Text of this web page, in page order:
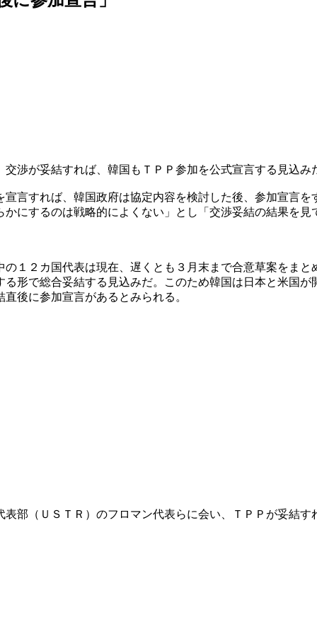
渉が妥結すれば、韓国もＴＰＰ参加を公式宣言する見込み
言すれば、韓国政府は協定内容を検討した後、参加宣言
にするのは戦略的によくない」とし「交渉妥結の結果を
１２カ国代表は現在、遅くとも３月末まで合意草案をま
形で総合妥結する見込みだ。このため韓国は日本と米国
後に参加宣言があるとみられる。
部（ＵＳＴＲ）のフロマン代表らに会い、ＴＰＰが妥結